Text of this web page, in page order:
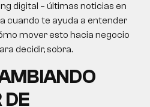
digital – últimas noticias en
cuando te ayuda a entender
mover esto hacia negocio
decidir, sobra.
DE